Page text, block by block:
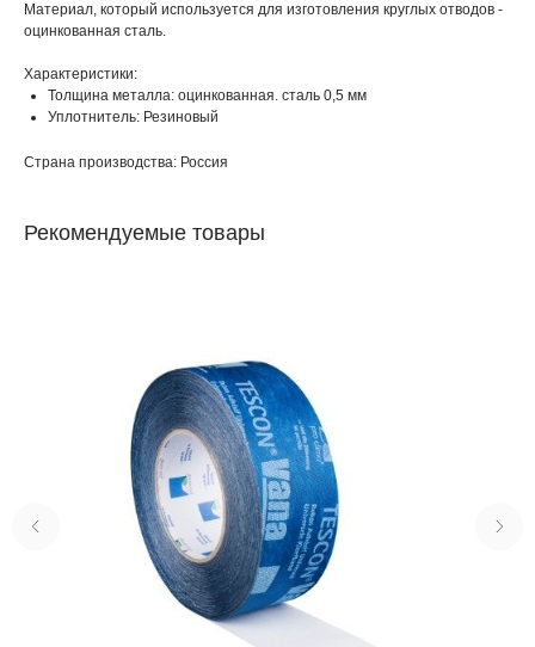
Материал, который используется для изготовления круглых отводов -
оцинкованная сталь.
Характеристики:
Толщина металла: оцинкованная. сталь 0,5 мм
Уплотнитель: Резиновый
Страна производства: Россия
Рекомендуемые товары